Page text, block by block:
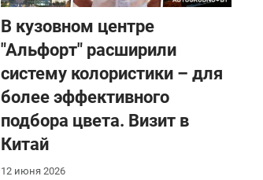
В кузовном центре
"Альфорт" расширили
систему колористики – для
более эффективного
подбора цвета. Визит в
Китай
12 июня 2026